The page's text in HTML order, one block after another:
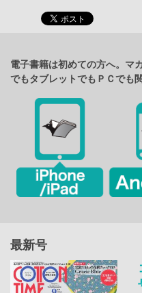
電子書籍は初めての方へ。マ
でもタブレットでもＰＣでも
最新号